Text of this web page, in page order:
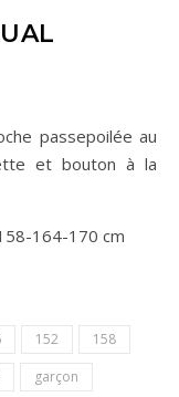
et bouton à la
164-170 cm
152
158
garçon